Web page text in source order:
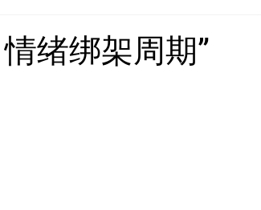
绪绑架周期”